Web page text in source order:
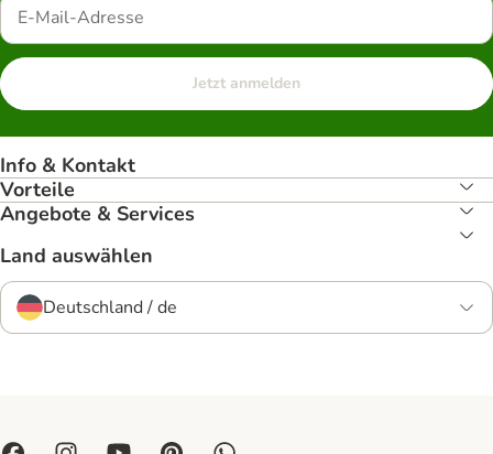
Jetzt anmelden
Info & Kontakt
Vorteile
Angebote & Services
Land auswählen
Deutschland / de